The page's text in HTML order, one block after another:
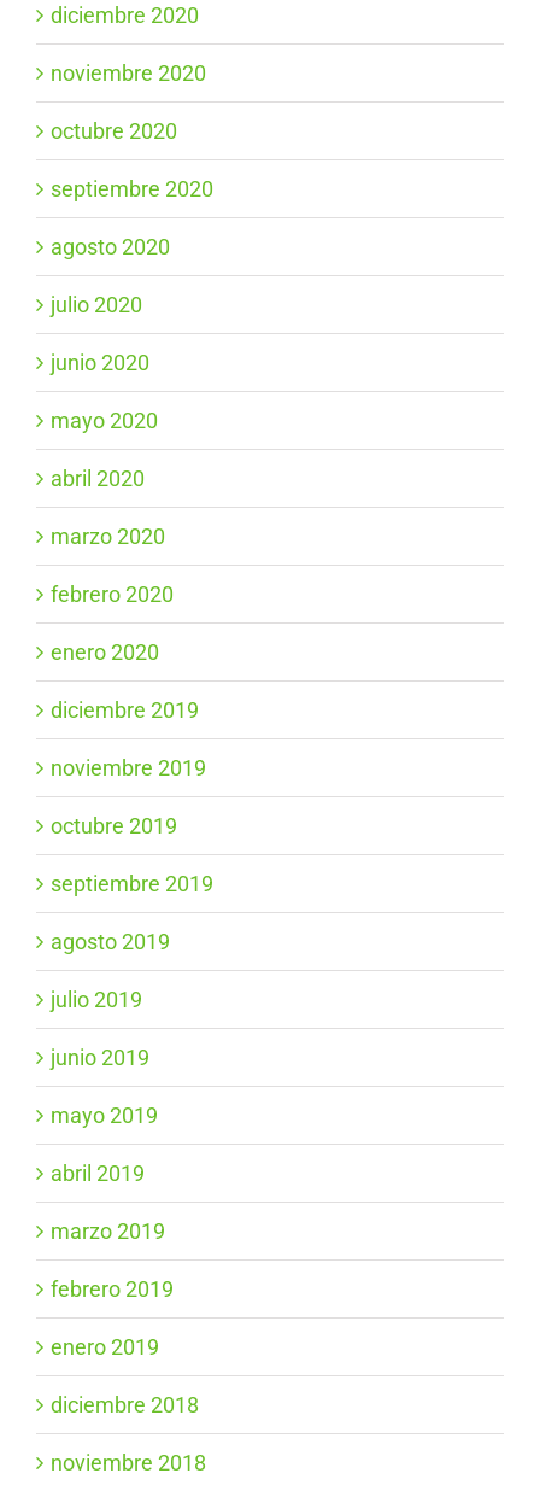
diciembre 2020
noviembre 2020
octubre 2020
septiembre 2020
agosto 2020
julio 2020
junio 2020
mayo 2020
abril 2020
marzo 2020
febrero 2020
enero 2020
diciembre 2019
noviembre 2019
octubre 2019
septiembre 2019
agosto 2019
julio 2019
junio 2019
mayo 2019
abril 2019
marzo 2019
febrero 2019
enero 2019
diciembre 2018
noviembre 2018